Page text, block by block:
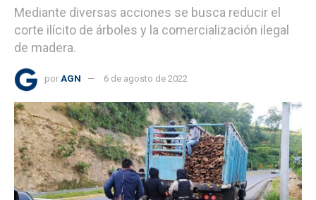
Mediante diversas acciones se busca reducir el
corte ilícito de árboles y la comercialización ilegal
de madera.
por AGN 6 de agosto de 2022